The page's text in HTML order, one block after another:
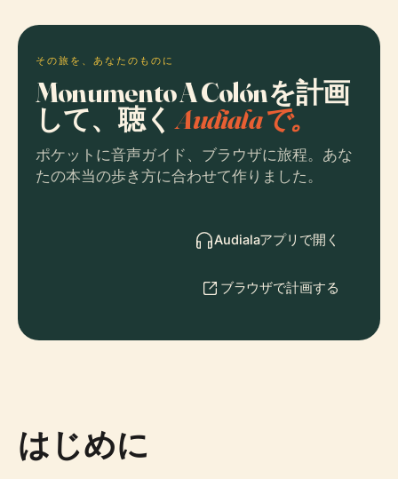
その旅を、あなたのものに
Monumento A Colónを計画
して、聴くAudialaで。
ポケットに音声ガイド、ブラウザに旅程。あな
たの本当の歩き方に合わせて作りました。
Audialaアプリで開く
ブラウザで計画する
はじめに